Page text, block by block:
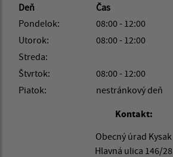
Deň
Čas
Pondelok:
08:00 - 12:00
Utorok:
08:00 - 12:00
Streda:
Štvrtok:
08:00 - 12:00
Piatok:
nestránkový deň
Kontakt:
Obecný úrad Kysak
Hlavná ulica 146/28